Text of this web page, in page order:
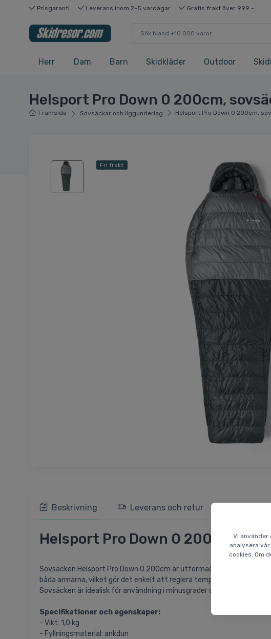
Vi använder
analysera
cookies. Om
Prisgaranti Leverans inom 2-5 vardagar Gratis frakt över 999:-
Herr Dam Barn Skidkläder Outdoor
Helsport Pro Down 0 200cm,
Framsida Sovsäckar och liggunderlag Helsport Pro Down 0 200cm,
Fri frakt
Beskrivning Leverans och retur
Helsport Pro Down 0 200cm,
Sovsäcken Helsport Pro Down 0 200cm är utformad för att ge
båda armarna, vilket gör det enkelt att reglera temperaturen.
Sovsäcken är idealisk för användning i minusgrader och är tillverkad
Specifikationer och egenskaper:
- Vikt: 1,0 kg
- Fyllningsmaterial: ankdun